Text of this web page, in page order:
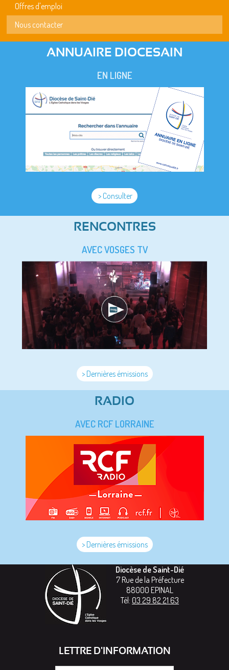
Offres d'emploi
Nous contacter
ANNUAIRE DIOCESAIN
EN LIGNE
> Consulter
RENCONTRES
AVEC VOSGES TV
> Dernières émissions
RADIO
AVEC RCF LORRAINE
> Dernières émissions
Diocèse de Saint-Dié
7 Rue de la Préfecture
88000 EPINAL
Tél: 03 29 82 21 63
LETTRE D'INFORMATION